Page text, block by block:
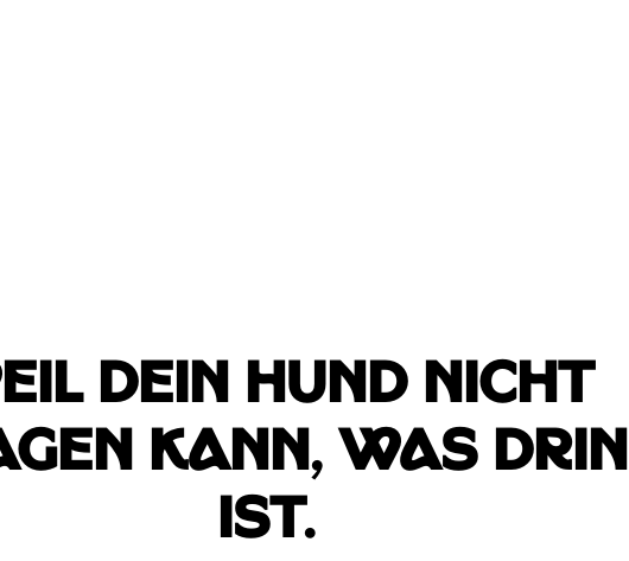
dein Hund nicht
kann, was drin
ist.